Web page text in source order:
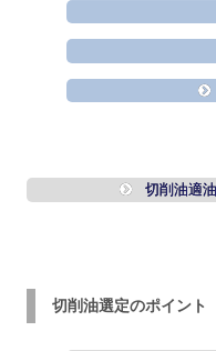
切削油適
切削油選定のポイント